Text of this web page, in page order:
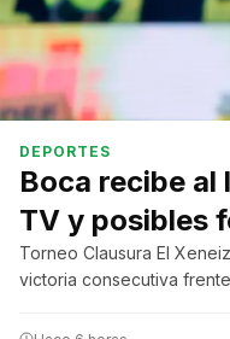
DEPORTES
Boca recibe al
TV y posibles
Torneo Clausura El
victoria consecutiva